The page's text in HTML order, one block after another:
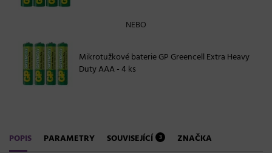
NEBO
Mikrotužkové baterie GP Greencell Extra Heavy
Duty AAA - 4 ks
POPIS PARAMETRY SOUVISEJÍCÍ 3 ZNAČKA